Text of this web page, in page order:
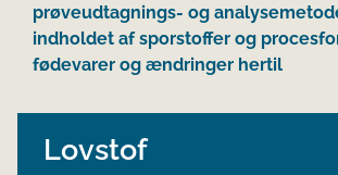
prøveudtagnings- og
indholdet af sporstoffer og
fødevarer og ændringer hertil
Lovstof